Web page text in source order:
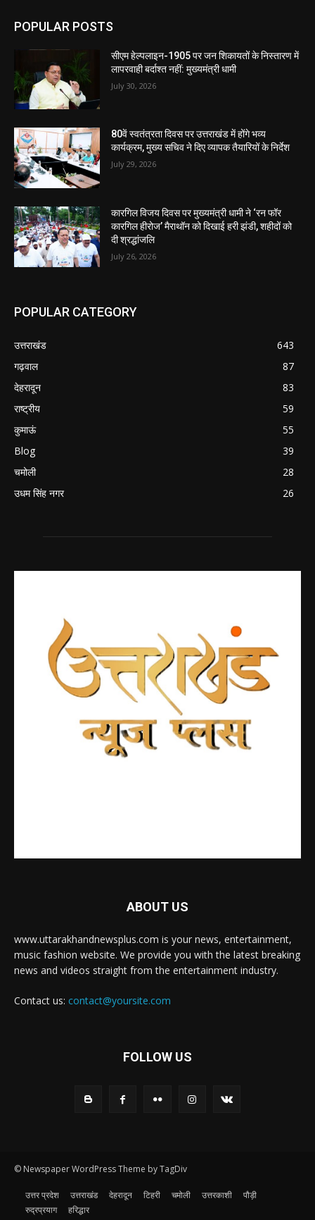
POPULAR POSTS
सीएम हेल्पलाइन-1905 पर जन शिकायतों के निस्तारण में
लापरवाही बर्दाश्त नहीं: मुख्यमंत्री धामी
July 30, 2026
80वें स्वतंत्रता दिवस पर उत्तराखंड में होंगे भव्य
कार्यक्रम, मुख्य सचिव ने दिए व्यापक तैयारियों के निर्देश
July 29, 2026
कारगिल विजय दिवस पर मुख्यमंत्री धामी ने ‘रन फॉर
कारगिल हीरोज’ मैराथॉन को दिखाई हरी झंडी, शहीदों को
दी श्रद्धांजलि
July 26, 2026
POPULAR CATEGORY
उत्तराखंड
643
गढ़वाल
87
देहरादून
83
राष्ट्रीय
59
कुमाऊं
55
Blog
39
चमोली
28
उधम सिंह नगर
26
ABOUT US
www.uttarakhandnewsplus.com is your news, entertainment,
music fashion website. We provide you with the latest breaking
news and videos straight from the entertainment industry.
Contact us: contact@yoursite.com
FOLLOW US
© Newspaper WordPress Theme by TagDiv
उत्तर प्रदेश उत्तराखंड देहरादून टिहरी चमोली उत्तरकाशी
पौड़ी
रुद्रप्रयाग
हरिद्धार